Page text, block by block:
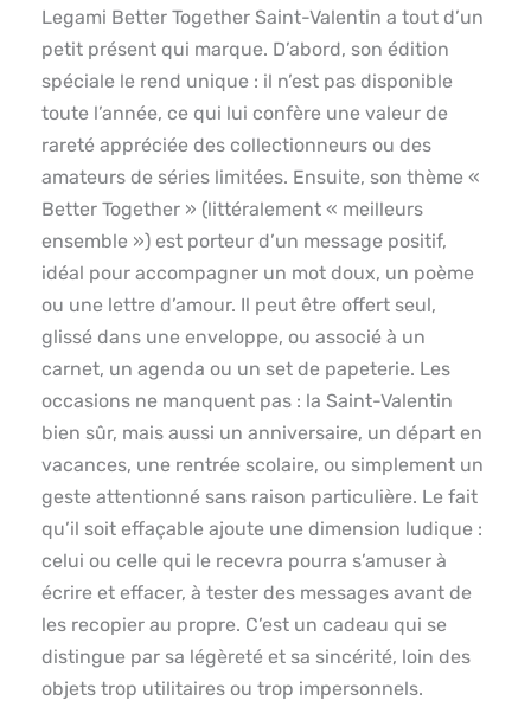
Legami Better Together Saint-Valentin a tout d’un
petit présent qui marque. D’abord, son édition
spéciale le rend unique : il n’est pas disponible
toute l’année, ce qui lui confère une valeur de
rareté appréciée des collectionneurs ou des
amateurs de séries limitées. Ensuite, son thème «
Better Together » (littéralement « meilleurs
ensemble ») est porteur d’un message positif,
idéal pour accompagner un mot doux, un poème
ou une lettre d’amour. Il peut être offert seul,
glissé dans une enveloppe, ou associé à un
carnet, un agenda ou un set de papeterie. Les
occasions ne manquent pas : la Saint-Valentin
bien sûr, mais aussi un anniversaire, un départ en
vacances, une rentrée scolaire, ou simplement un
geste attentionné sans raison particulière. Le fait
qu’il soit effaçable ajoute une dimension ludique :
celui ou celle qui le recevra pourra s’amuser à
écrire et effacer, à tester des messages avant de
les recopier au propre. C’est un cadeau qui se
distingue par sa légèreté et sa sincérité, loin des
objets trop utilitaires ou trop impersonnels.